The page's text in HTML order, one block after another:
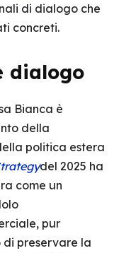
di dialogo che
concreti.
dialogo
Bianca è
della
politica estera
del 2025 ha
come un
pur
preservare la